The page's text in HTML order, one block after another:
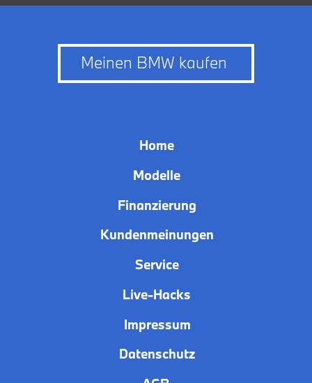
Meinen BMW kaufen
Home
Modelle
Finanzierung
Kundenmeinungen
Service
Live-Hacks
Impressum
Datenschutz